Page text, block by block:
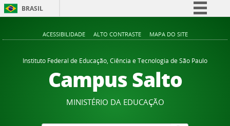
BRASIL
Comunica BR
Participe
Acesso à informação
Canais
ACESSIBILIDADE ALTO CONTRASTE MAPA DO SITE
Instituto Federal de Educação, Ciência e Tecnologia de São Paulo
Campus Salto
MINISTÉRIO DA EDUCAÇÃO